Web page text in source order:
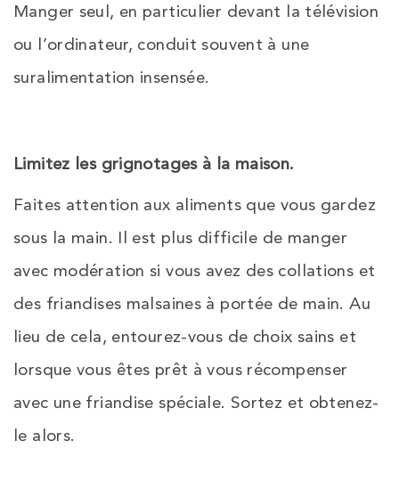
Manger seul, en particulier devant la télévision
ou l’ordinateur, conduit souvent à une
suralimentation insensée.
Limitez les grignotages à la maison.
Faites attention aux aliments que vous gardez
sous la main. Il est plus difficile de manger
avec modération si vous avez des collations et
des friandises malsaines à portée de main. Au
lieu de cela, entourez-vous de choix sains et
lorsque vous êtes prêt à vous récompenser
avec une friandise spéciale. Sortez et obtenez-
le alors.